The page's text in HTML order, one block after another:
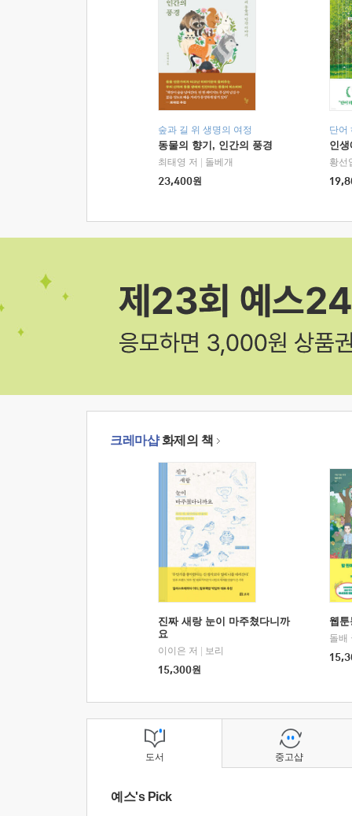
숲과 길 위 생명의 여정
동물의 향기, 인간의 풍경
최태영 저
돌베개
23,400원
단어
인
황선
크레마샵화제의 책
진짜 새랑 눈이 마주쳤다니까
요
이이은 저
보리
15,300원
웹
돌배
도서
예스's Pick
중고샵